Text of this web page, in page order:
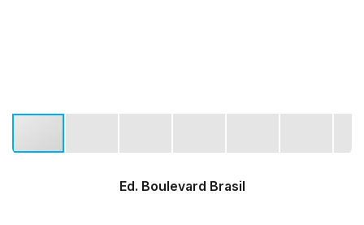
Ed. Boulevard Brasil